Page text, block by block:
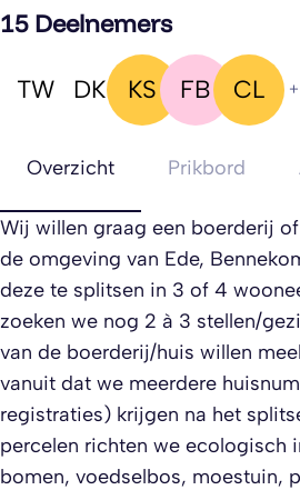
15 Deelnemers
TW DK KS FB CL
Overzicht Prikbord
Wij willen graag een boerderij
de omgeving van Ede,
deze te splitsen in 3 of 4
zoeken we nog 2 à 3 stellen/
van de boerderij/huis willen
vanuit dat we meerdere
registraties) krijgen na het
percelen richten we ecologisch
bomen, voedselbos, moestuin,